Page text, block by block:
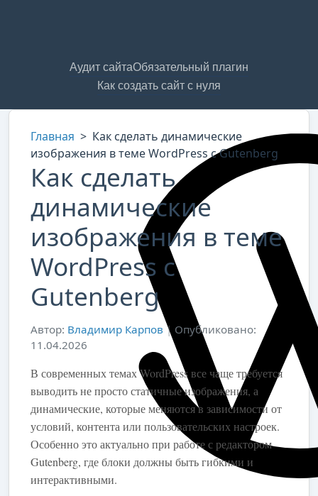
Аудит сайтаОбязательный плагин
Как создать сайт с нуля
Главная > Как сделать динамические
изображения в теме WordPress с Gutenberg
Как сделать
динамические
изображения в теме
WordPress с
Gutenberg
Автор: Владимир Карпов | Опубликовано:
11.04.2026
В современных темах WordPress все чаще требуется
выводить не просто статичные изображения, а
динамические, которые меняются в зависимости от
условий, контента или пользовательских настроек.
Особенно это актуально при работе с редактором
Gutenberg, где блоки должны быть гибкими и
интерактивными.